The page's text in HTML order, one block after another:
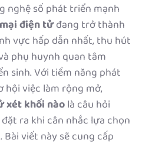
nghệ số phát triển mạnh
điện tửđang trở thành
vực hấp dẫn nhất, thu hút
phụ huynh quan tâm
sinh. Với tiềm năng phát
việc làm rộng mở,
xét khối nàolà câu hỏi
ra khi cân nhắc lựa chọn
viết này sẽ cung cấp